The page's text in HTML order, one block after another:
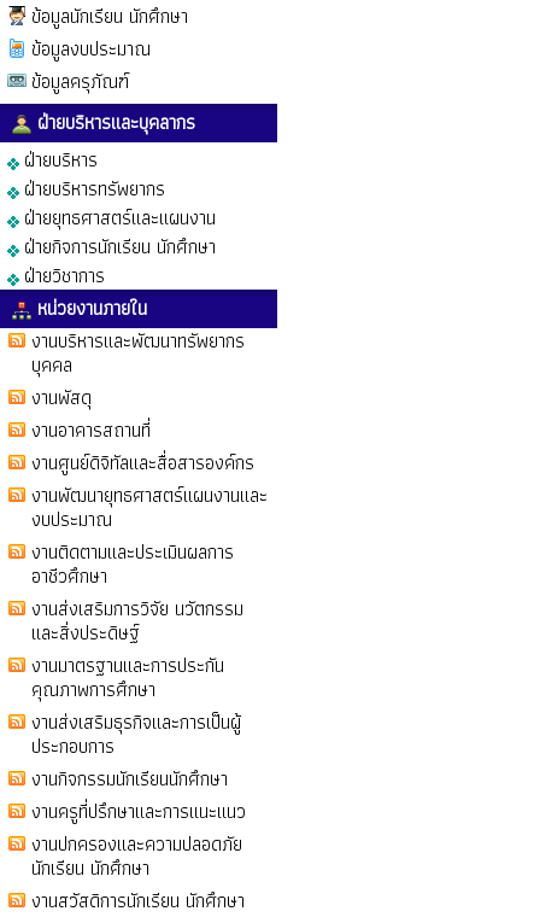
ข้อมูลนักเรียน นักศึกษา
ข้อมูลงบประมาณ
ข้อมูลครุภัณฑ์
ฝ่ายบริหารและบุคลากร
ฝ่ายบริหาร
ฝ่ายบริหารทรัพยากร
ฝ่ายยุทธศาสตร์และแผนงาน
ฝ่ายกิจการนักเรียน นักศึกษา
ฝ่ายวิชาการ
หน่วยงานภายใน
งานบริหารและพัฒนาทรัพยากร
บุคคล
งานพัสดุ
งานอาคารสถานที่
งานศูนย์ดิจิทัลและสื่อสารองค์กร
งานพัฒนายุทธศาสตร์แผนงานและ
งบประมาณ
งานติดตามและประเมินผลการ
อาชีวศึกษา
งานส่งเสริมการวิจัย นวัตกรรม
และสิ่งประดิษฐ์
งานมาตรฐานและการประกัน
คุณภาพการศึกษา
งานส่งเสริมธุรกิจและการเป็นผู้
ประกอบการ
งานกิจกรรมนักเรียนนักศึกษา
งานครูที่ปรึกษาและการแนะแนว
งานปกครองและความปลอดภัย
นักเรียน นักศึกษา
งานสวัสดิการนักเรียน นักศึกษา